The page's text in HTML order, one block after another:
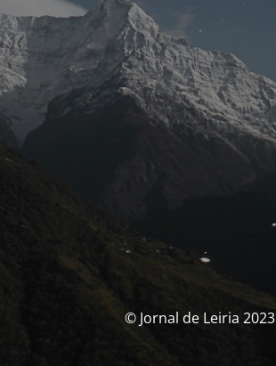
© Jornal de Leiria 2023